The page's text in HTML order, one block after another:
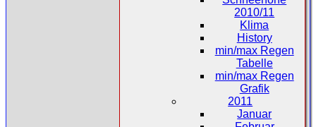
2010/11
Klima
History
min/max Regen
Tabelle
min/max Regen
Grafik
2011
Januar